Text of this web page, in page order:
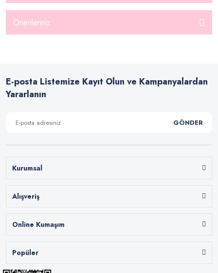
Önerileriniz
E-posta Listemize Kayıt Olun ve Kampanyalardan
Yararlanın
GÖNDER
Kurumsal
Alışveriş
Online Kumaşım
Popüler